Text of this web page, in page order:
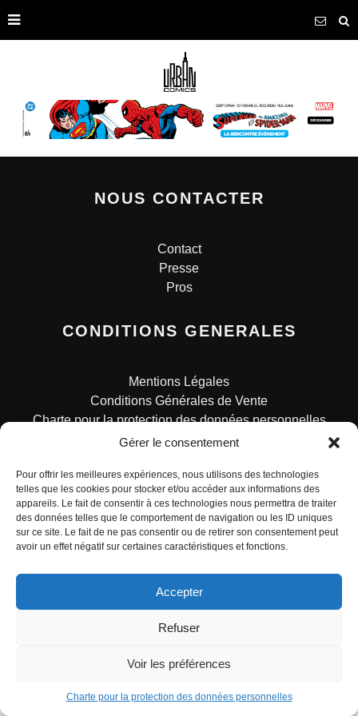
Gérer le consentement
Pour offrir les meilleures expériences, nous utilisons des technologies
telles que les cookies pour stocker et/ou accéder aux informations des
appareils. Le fait de consentir à ces technologies nous permettra de traiter
des données telles que le comportement de navigation ou les ID uniques
sur ce site. Le fait de ne pas consentir ou de retirer son consentement peut
avoir un effet négatif sur certaines caractéristiques et fonctions.
Accepter
Refuser
Voir les préférences
Charte pour la protection des données personnelles
NOUS CONTACTER
Contact
Presse
Pros
CONDITIONS GENERALES
Mentions Légales
Conditions Générales de Vente
Charte pour la protection des données personnelles
© ALL RIGHTS RESERVED. URBAN COMICS POUR LES
ÉDITIONS FRANÇAISES.